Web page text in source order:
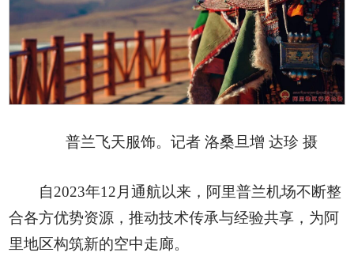
普兰飞天服饰。记者 洛桑旦增 达珍 摄
自2023年12月通航以来，阿里普兰机场不断整
合各方优势资源，推动技术传承与经验共享，为阿
里地区构筑新的空中走廊。